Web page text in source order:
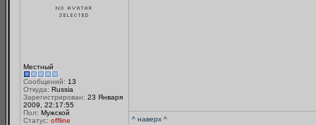
Местный
Сообщений: 13
Откуда: Russia
Зарегистрирован: 23 Января
2009, 22:17:55
Пол: Мужской
Статус: offline
^ наверх ^